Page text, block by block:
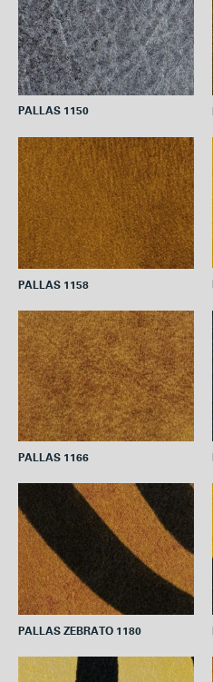
PALLAS 1150
PALLAS 1158
PALLAS 1166
PALLAS ZEBRATO 1180